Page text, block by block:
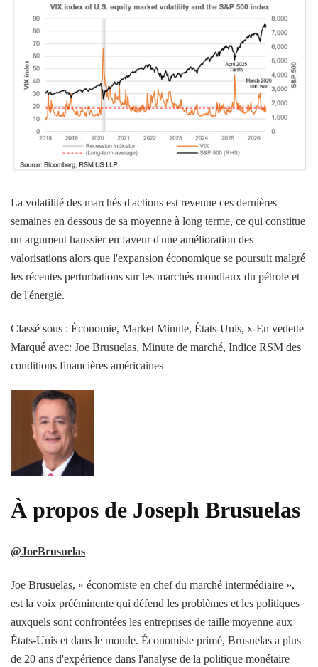
La volatilité des marchés d'actions est revenue ces dernières
semaines en dessous de sa moyenne à long terme, ce qui constitue
un argument haussier en faveur d'une amélioration des
valorisations alors que l'expansion économique se poursuit malgré
les récentes perturbations sur les marchés mondiaux du pétrole et
de l'énergie.
Classé sous : Économie, Market Minute, États-Unis, x-En vedette
Marqué avec: Joe Brusuelas, Minute de marché, Indice RSM des
conditions financières américaines
À propos de Joseph Brusuelas
@JoeBrusuelas
Joe Brusuelas, « économiste en chef du marché intermédiaire »,
est la voix prééminente qui défend les problèmes et les politiques
auxquels sont confrontées les entreprises de taille moyenne aux
États-Unis et dans le monde. Économiste primé, Brusuelas a plus
de 20 ans d'expérience dans l'analyse de la politique monétaire